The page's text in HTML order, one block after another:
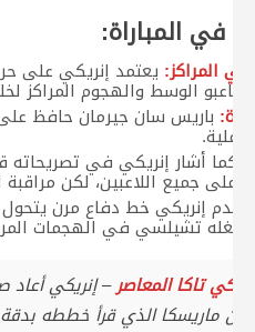
في المباراة:
في المراكز: يعتمد إنريكي على
لاعبو الوسط والهجوم
باريس سان جيرمان حافظ
كما أشار إنريكي في تصريحاته
على جميع اللاعبين، لكن
إنريكي خط دفاع مرن
تشيلسي في الهجمات
تاكا المعاصر– إنريكي أعاد
من ماريسكا الذي قرأ خططه